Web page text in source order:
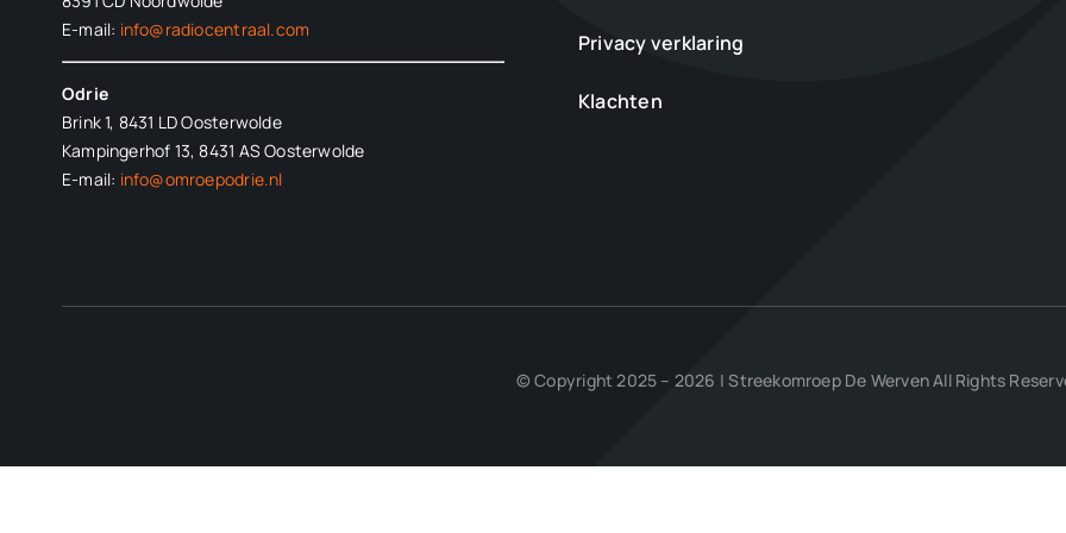
E-mail: info@radiocentraal.com
Odrie
Brink 1, 8431 LD Oosterwolde
Kampingerhof 13, 8431 AS Oosterwolde
E-mail: info@omroepodrie.nl
Privacy verklaring
Klachten
© Copyright 2025 – 2026 | Streekomroep De Werven All Rights